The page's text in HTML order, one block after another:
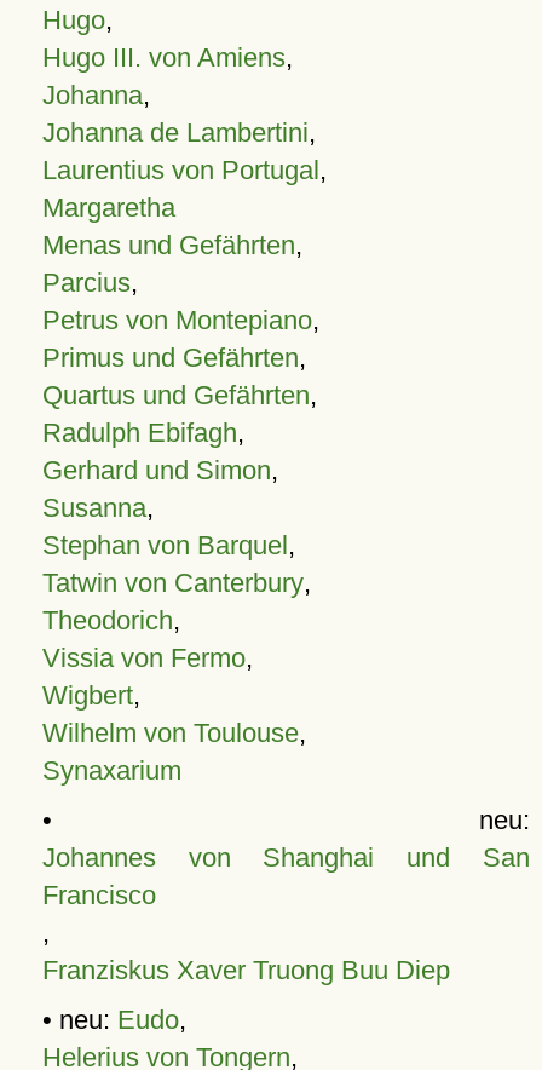
Hugo,
Hugo III. von Amiens,
Johanna,
Johanna de Lambertini,
Laurentius von Portugal,
Margaretha
Menas und Gefährten,
Parcius,
Petrus von Montepiano,
Primus und Gefährten,
Quartus und Gefährten,
Radulph Ebifagh,
Gerhard und Simon,
Susanna,
Stephan von Barquel,
Tatwin von Canterbury,
Theodorich,
Vissia von Fermo,
Wigbert,
Wilhelm von Toulouse,
Synaxarium
• neu:
Johannes von Shanghai und San
Francisco
,
Franziskus Xaver Truong Buu Diep
• neu: Eudo,
Helerius von Tongern,